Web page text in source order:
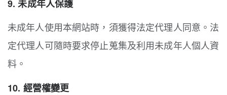
9. 未成年人保護
未成年人使用本網站時，須獲得法定代理人同意。法
定代理人可隨時要求停止蒐集及利用未成年人個人資
料。
10. 經營權變更